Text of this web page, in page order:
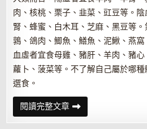
肉、核桃、栗子、韭菜、豇豆等。
腎、蜂蜜、白木耳、芝麻、黑豆等
鶉、鴿肉、鯽魚、鱔魚、泥鰍、燕
血虛者宜食母雞、豬肝、羊肉、豬
蘿卜、菠菜等。不了解自己屬於哪
選食。
閱讀完整文章什
麼
時